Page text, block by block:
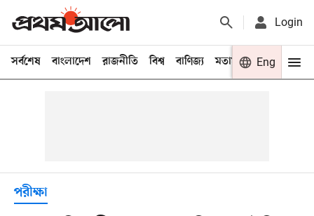
Login
সর্বশেষ বাংলাদেশ রাজনীতি বিশ্ব বাণিজ্য মতামত খেলা
Eng
পরীক্ষা